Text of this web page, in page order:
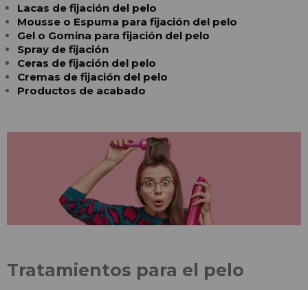
Lacas de fijación del pelo
Mousse o Espuma para fijación del pelo
Gel o Gomina para fijación del pelo
Spray de fijación
Ceras de fijación del pelo
Cremas de fijación del pelo
Productos de acabado
Tratamientos para el pelo